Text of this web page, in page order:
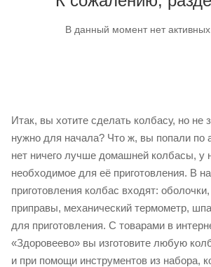
В данный момент нет активных
Итак, вы хотите сделать колбасу, но не
нужно для начала? Что ж, вы попали по
нет ничего лучше домашней колбасы, у
необходимое для её приготовления. В
приготовления колбас входят:
приправы, механический термометр,
для приготовления. С товарами в
«Здоровеево» вы изготовите любую
и при помощи инструментов из набора,